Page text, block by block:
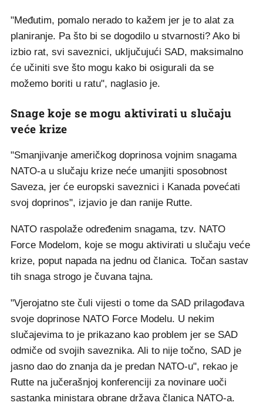
"Međutim, pomalo nerado to kažem jer je to alat za
planiranje. Pa što bi se dogodilo u stvarnosti? Ako bi
izbio rat, svi saveznici, uključujući SAD, maksimalno
će učiniti sve što mogu kako bi osigurali da se
možemo boriti u ratu", naglasio je.
Snage koje se mogu aktivirati u slučaju
veće krize
"Smanjivanje američkog doprinosa vojnim snagama
NATO-a u slučaju krize neće umanjiti sposobnost
Saveza, jer će europski saveznici i Kanada povećati
svoj doprinos", izjavio je dan ranije Rutte.
NATO raspolaže određenim snagama, tzv. NATO
Force Modelom, koje se mogu aktivirati u slučaju veće
krize, poput napada na jednu od članica. Točan sastav
tih snaga strogo je čuvana tajna.
"Vjerojatno ste čuli vijesti o tome da SAD prilagođava
svoje doprinose NATO Force Modelu. U nekim
slučajevima to je prikazano kao problem jer se SAD
odmiče od svojih saveznika. Ali to nije točno, SAD je
jasno dao do znanja da je predan NATO-u", rekao je
Rutte na jučerašnjoj konferenciji za novinare uoči
sastanka ministara obrane država članica NATO-a.